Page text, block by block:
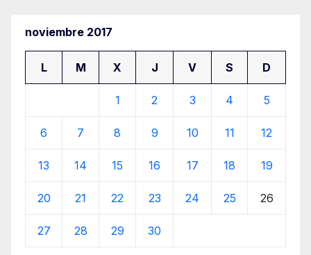
noviembre 2017
L M X J V S D
1 2 3 4 5
6 7 8 9 10 11 12
13 14 15 16 17 18 19
20 21 22 23 24 25 26
27 28 29 30